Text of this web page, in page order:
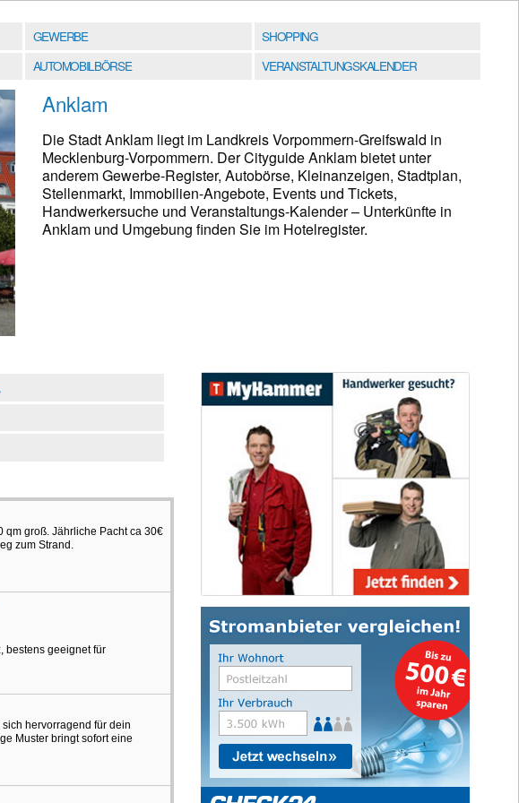
GEWERBE
SHOPPING
AUTOMOBILBÖRSE VERANSTALTUNGSKALENDER
Anklam
Die Stadt Anklam liegt im Landkreis Vorpommern-Greifswald in
Mecklenburg-Vorpommern. Der Cityguide Anklam bietet unter
anderem Gewerbe-Register, Autobörse, Kleinanzeigen, Stadtplan,
Stellenmarkt, Immobilien-Angebote, Events und Tickets,
Handwerkersuche und Veranstaltungs-Kalender – Unterkünfte in
Anklam und Umgebung finden Sie im Hotelregister.
qm groß. Jährliche Pacht ca 30€
zum Strand.
bestens geeignet für
hervorragend für dein
Muster bringt sofort eine